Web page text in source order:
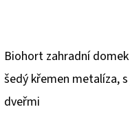
Biohort zahradní domek
šedý křemen metalíza,
dveřmi